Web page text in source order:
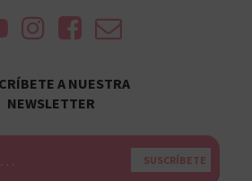
A NUESTRA
NEWSLETTER